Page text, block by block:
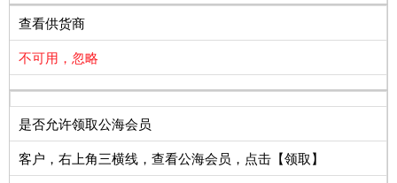
查看供货商
不可用，忽略
是否允许领取公海会员
客户，右上角三横线，查看公海会员，点击【领取】